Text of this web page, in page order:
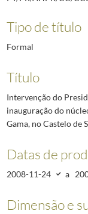
Tipo de título
Formal
Título
Intervenção do
inauguração do
Gama, no Castelo de
Datas de
2008-11-24 a
Dimensão e